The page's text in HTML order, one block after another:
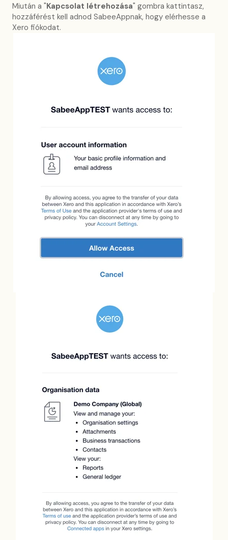
Miután a "Kapcsolat létrehozása" gombra kattintasz,
hozzáférést kell adnod SabeeAppnak, hogy elérhesse a
Xero fiókodat.